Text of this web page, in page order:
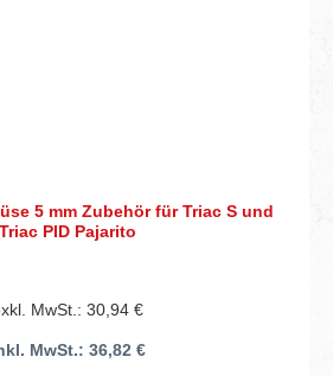
5 mm Zubehör für Triac S und
Triac PID Pajarito
MwSt.: 30,94 €
MwSt.: 36,82 €